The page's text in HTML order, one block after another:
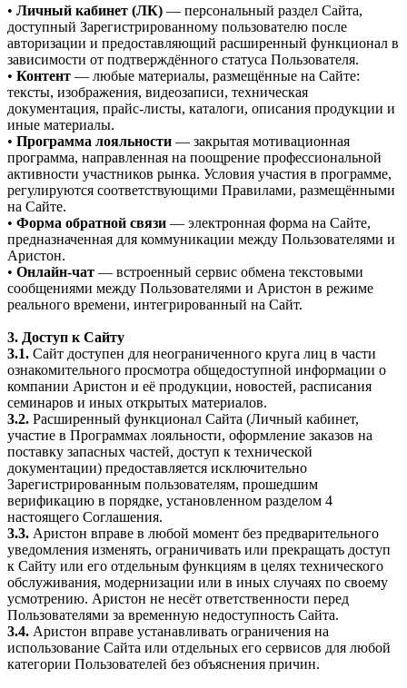
• Личный кабинет (ЛК) — персональный раздел Сайта,
доступный Зарегистрированному пользователю после
авторизации и предоставляющий расширенный функционал в
зависимости от подтверждённого статуса Пользователя.
• Контент — любые материалы, размещённые на Сайте:
тексты, изображения, видеозаписи, техническая
документация, прайс-листы, каталоги, описания продукции и
иные материалы.
• Программа лояльности — закрытая мотивационная
программа, направленная на поощрение профессиональной
активности участников рынка. Условия участия в программе,
регулируются соответствующими Правилами, размещёнными
на Сайте.
• Форма обратной связи — электронная форма на Сайте,
предназначенная для коммуникации между Пользователями и
Аристон.
• Онлайн-чат — встроенный сервис обмена текстовыми
сообщениями между Пользователями и Аристон в режиме
реального времени, интегрированный на Сайт.
3. Доступ к Сайту
3.1. Сайт доступен для неограниченного круга лиц в части
ознакомительного просмотра общедоступной информации о
компании Аристон и её продукции, новостей, расписания
семинаров и иных открытых материалов.
3.2. Расширенный функционал Сайта (Личный кабинет,
участие в Программах лояльности, оформление заказов на
поставку запасных частей, доступ к технической
документации) предоставляется исключительно
Зарегистрированным пользователям, прошедшим
верификацию в порядке, установленном разделом 4
настоящего Соглашения.
3.3. Аристон вправе в любой момент без предварительного
уведомления изменять, ограничивать или прекращать доступ
к Сайту или его отдельным функциям в целях технического
обслуживания, модернизации или в иных случаях по своему
усмотрению. Аристон не несёт ответственности перед
Пользователями за временную недоступность Сайта.
3.4. Аристон вправе устанавливать ограничения на
использование Сайта или отдельных его сервисов для любой
категории Пользователей без объяснения причин.